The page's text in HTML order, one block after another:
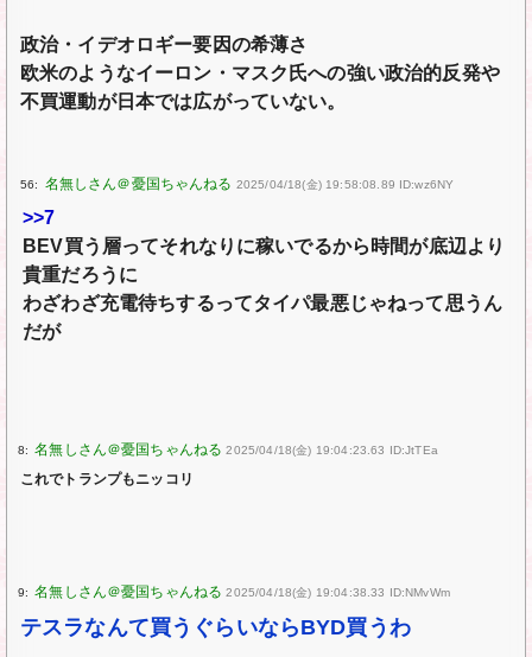
政治・イデオロギー要因の希薄さ
欧米のようなイーロン・マスク氏への強い政治的反発や
不買運動が日本では広がっていない。
56: 2025/04/18(金) 19:58:08.89 ID:wz6NY
>>7
BEV買う層ってそれなりに稼いでるから時間が底辺より
貴重だろうに
わざわざ充電待ちするってタイパ最悪じゃねって思うん
だが
8: 2025/04/18(金) 19:04:23.63 ID:JtTEa
これでトランプもニッコリ
9: 2025/04/18(金) 19:04:38.33 ID:NMvWm
テスラなんて買うぐらいならBYD買うわ